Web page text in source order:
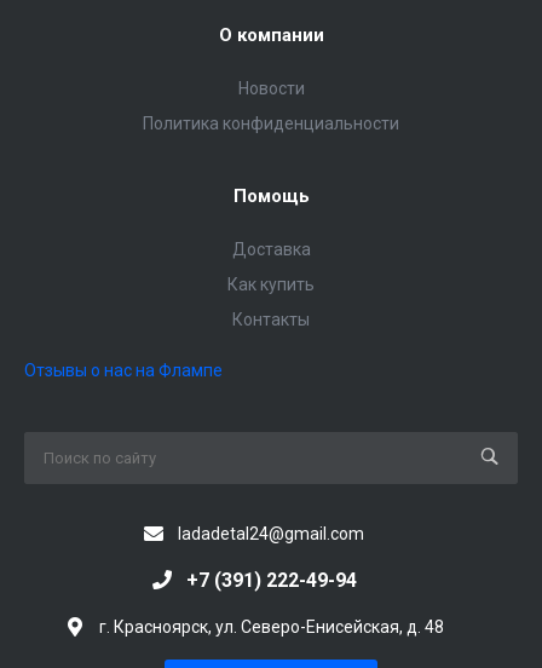
О компании
Новости
Политика конфиденциальности
Помощь
Доставка
Как купить
Контакты
Отзывы о нас на Флампе
ladadetal24@gmail.com
+7 (391) 222-49-94
г. Красноярск, ул. Северо-Енисейская, д. 48